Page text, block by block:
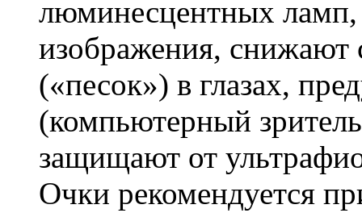
люминесцентных
изображения, снижают
(«песок») в глазах,
(компьютерный
защищают от
Очки рекомендуется